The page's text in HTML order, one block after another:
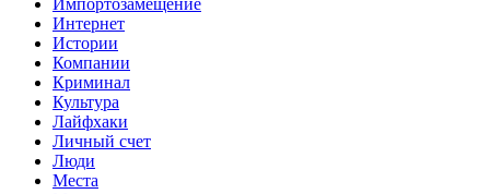
Импортозамещение
Интернет
Истории
Компании
Криминал
Культура
Лайфхаки
Личный счет
Люди
Места